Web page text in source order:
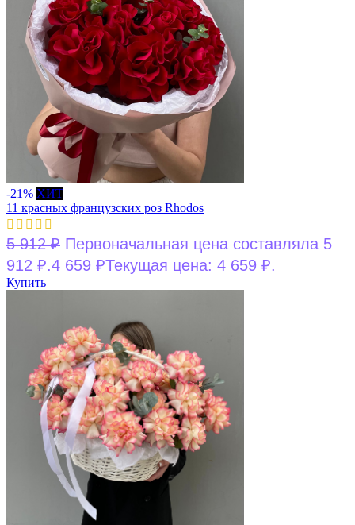
-21% ХИТ
11 красных французских роз Rhodos
5 912₽ Первоначальная цена составляла 5
912 ₽.4 659 ₽Текущая цена: 4 659 ₽.
Купить